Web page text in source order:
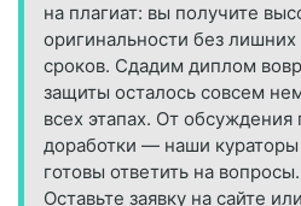
на плагиат: вы получите
оригинальности без
сроков. Сдадим диплом
защиты осталось совсем
всех этапах. От
доработки — наши кураторы
готовы ответить на
Оставьте заявку на сайте